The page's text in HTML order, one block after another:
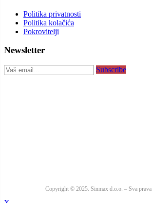
Politika privatnosti
Politika kolačića
Pokrovitelji
Newsletter
Subscribe
Copyright © 2025. Sinmax d.o.o. – Sva prava